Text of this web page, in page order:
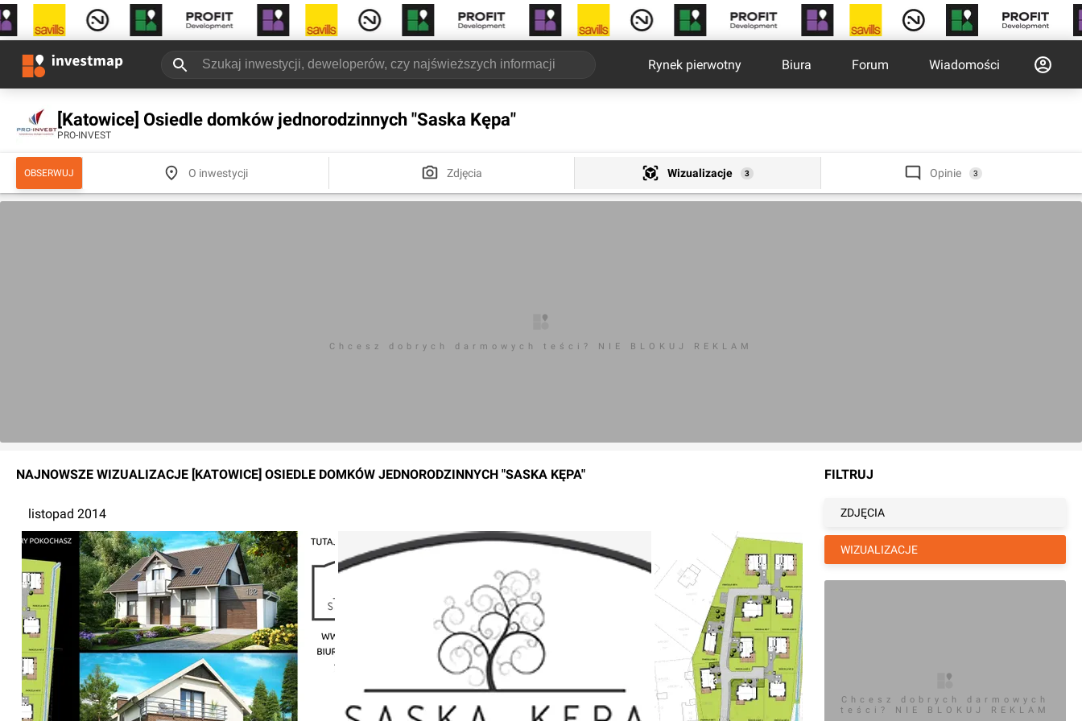
Rynek pierwotny Biura Forum Wiadomości
[Katowice] Osiedle domków jednorodzinnych "Saska Kępa"
PRO-INVEST
OBSERWUJ O inwestycji Zdjęcia Wizualizacje 3 Opinie 3
Chcesz dobrych darmowych teści? NIE BLOKUJ REKLAM
NAJNOWSZE WIZUALIZACJE [KATOWICE] OSIEDLE DOMKÓW JEDNORODZINNYCH "SASKA KĘPA"
listopad 2014
FILTRUJ
ZDJĘCIA
WIZUALIZACJE
Chcesz dobrych darmowych
teści? NIE BLOKUJ REKLAM